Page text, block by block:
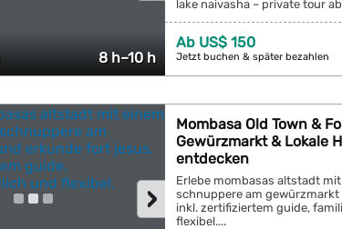
8 h–10 h
lake naivasha – private tour
Ab US$ 150
Jetzt buchen & später bezahlen
›
Mombasa Old Town &
Gewürzmarkt & Lokale
entdecken
Erlebe mombasas altstadt
schnuppere am
inkl. zertifiziertem guide,
flexibel....